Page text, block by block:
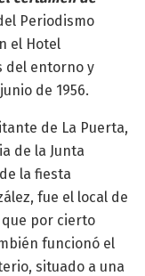
Periodismo
el Hotel
del entorno y
de 1956.
de La Puerta,
de la Junta
la fiesta
fue el local de
por cierto
funcionó el
situado a una